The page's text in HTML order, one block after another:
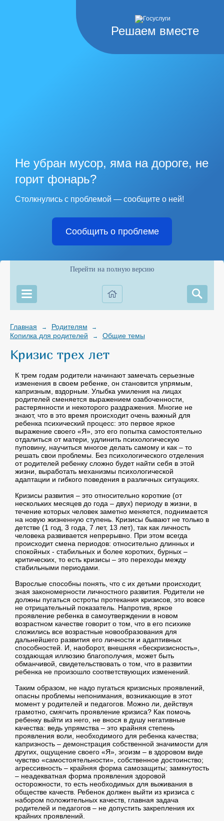
Решаем вместе
Не убран мусор, яма на дороге, не
горит фонарь?
Столкнулись с проблемой — сообщите о ней!
Сообщить о проблеме
Перейти на полную версию
Главная → Родителям →
Копилка для родителей → Общие темы
Кризис трех лет
К трем годам родители начинают замечать серьезные
изменения в своем ребенке, он становится упрямым,
капризным, вздорным. Улыбка умиления на лицах
родителей сменяется выражением озабоченности,
растерянности и некоторого раздражения. Многие не
знают, что в это время происходит очень важный для
ребенка психический процесс: это первое яркое
выражение своего «Я», это его попытка самостоятельно
отдалиться от матери, удлинить психологическую
пуповину, научиться многое делать самому и как – то
решать свои проблемы. Без психологического отделения
от родителей ребенку сложно будет найти себя в этой
жизни, выработать механизмы психологической
адаптации и гибкого поведения в различных ситуациях.
Кризисы развития – это относительно короткие (от
нескольких месяцев до года – двух) периоду в жизни, в
течение которых человек заметно меняется, поднимается
на новую жизненную ступень. Кризисы бывают не только в
детстве (1 год, 3 года, 7 лет, 13 лет), так как личность
человека развивается непрерывно. При этом всегда
происходит смена периодов: относительно длинных и
спокойных - стабильных и более коротких, бурных –
критических, то есть кризисы – это переходы между
стабильными периодами.
Взрослые способны понять, что с их детьми происходит,
зная закономерности личностного развития. Родители не
должны пугаться остроты протекания кризисов, это вовсе
не отрицательный показатель. Напротив, яркое
проявление ребенка в самоутверждении в новом
возрастном качестве говорит о том, что в его психике
сложились все возрастные новообразования для
дальнейшего развития его личности и адаптивных
способностей. И, наоборот, внешняя «бескризисность»,
создающая иллюзию благополучия, может быть
обманчивой, свидетельствовать о том, что в развитии
ребенка не произошло соответствующих изменений.
Таким образом, не надо пугаться кризисных проявлений,
опасны проблемы непонимания, возникающие в этот
момент у родителей и педагогов. Можно ли, действуя
грамотно, смягчить проявление кризиса? Как помочь
ребенку выйти из него, не внося в душу негативные
качества: ведь упрямства – это крайняя степень
проявления воли, необходимого для ребенка качества;
капризность – демонстрация собственной значимости для
других, ощущение своего «Я», эгоизм – в здоровом виде
чувство «самостоятельности», собственное достоинство;
агрессивность – крайняя форма самозащиты; замкнутость
– неадекватная форма проявления здоровой
осторожности, то есть необходимых для выживания в
обществе качеств. Ребенок должен выйти из кризиса с
набором положительных качеств, главная задача
родителей и педагогов – не допустить закрепления их
крайних проявлений.